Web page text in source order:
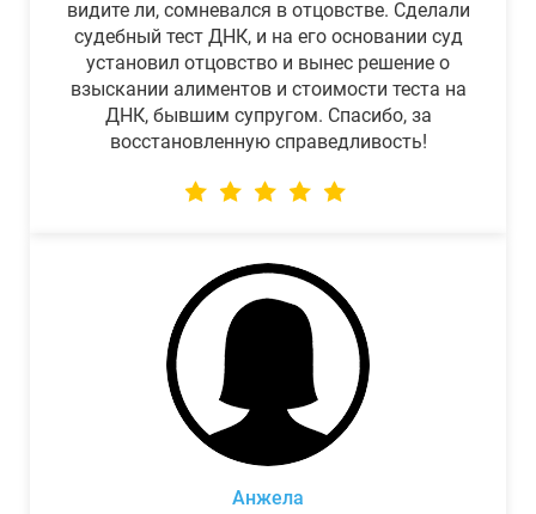
видите ли, сомневался в отцовстве. Сделали
судебный тест ДНК, и на его основании суд
установил отцовство и вынес решение о
взыскании алиментов и стоимости теста на
ДНК, бывшим супругом. Спасибо, за
восстановленную справедливость!
Анжела